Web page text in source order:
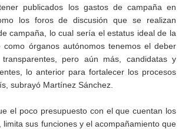
publicados los gastos de campaña en
los foros de discusión que se realizan
campaña, lo cual sería el estatus ideal de la
como órganos autónomos tenemos el deber
pero aún más, candidatas y
lo anterior para fortalecer los procesos
subrayó Martínez Sánchez.
el poco presupuesto con el que cuentan los
limita sus funciones y el acompañamiento que